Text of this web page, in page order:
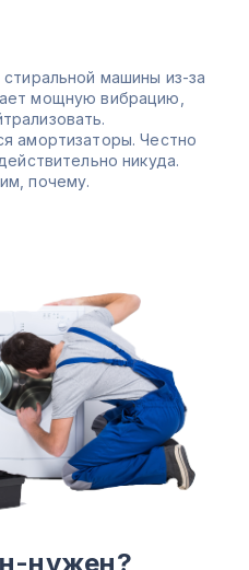
машины из-за
мощную вибрацию,
амортизаторы. Честно
никуда.
почему.
нужен?